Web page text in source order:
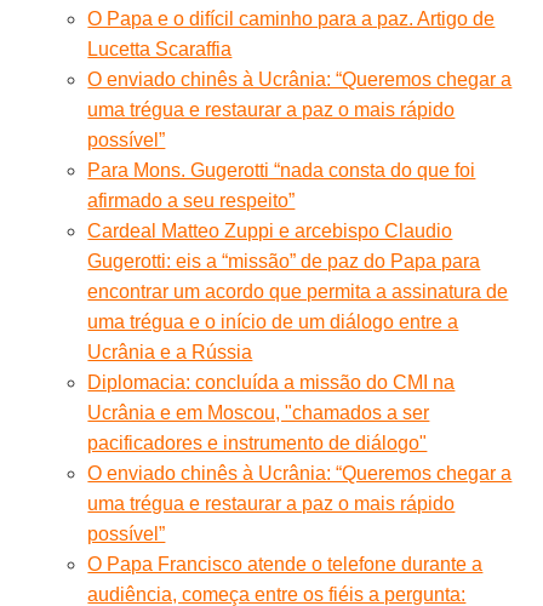
O Papa e o difícil caminho para a paz. Artigo de
Lucetta Scaraffia
O enviado chinês à Ucrânia: “Queremos chegar a
uma trégua e restaurar a paz o mais rápido
possível”
Para Mons. Gugerotti “nada consta do que foi
afirmado a seu respeito”
Cardeal Matteo Zuppi e arcebispo Claudio
Gugerotti: eis a “missão” de paz do Papa para
encontrar um acordo que permita a assinatura de
uma trégua e o início de um diálogo entre a
Ucrânia e a Rússia
Diplomacia: concluída a missão do CMI na
Ucrânia e em Moscou, "chamados a ser
pacificadores e instrumento de diálogo"
O enviado chinês à Ucrânia: “Queremos chegar a
uma trégua e restaurar a paz o mais rápido
possível”
O Papa Francisco atende o telefone durante a
audiência, começa entre os fiéis a pergunta: